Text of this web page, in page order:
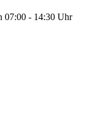
07:00 - 14:30 Uhr